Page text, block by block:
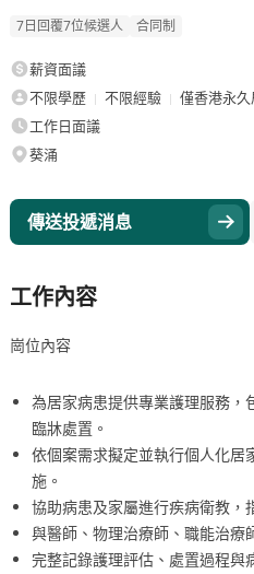
7日回覆7位候選人 合同制
薪資面議
不限學歷
不限經驗
僅香港永久
工作日面議
葵涌
傳送投遞消息
工作內容
崗位內容
為居家病患提供專業護理服務，
臨牀處置。
依個案需求擬定並執行個人化居
施。
協助病患及家屬進行疾病衛教，
與醫師、物理治療師、職能治療
完整記錄護理評估、處置過程與